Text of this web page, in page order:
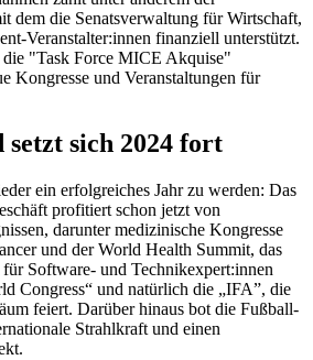
dem die Senatsverwaltung für Wirtschaft,
Veranstalter:innen finanziell unterstützt.
"Task Force MICE Akquise"
Kongresse und Veranstaltungen für
sich 2024 fort
ein erfolgreiches Jahr zu werden: Das
profitiert schon jetzt von
darunter medizinische Kongresse
und der World Health Summit, das
Software- und Technikexpert:innen
Congress“ und natürlich die „IFA”, die
feiert. Darüber hinaus bot die Fußball-
Strahlkraft und einen